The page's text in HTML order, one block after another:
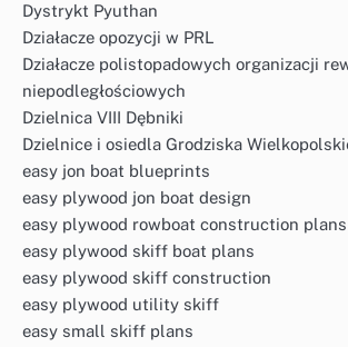
Dystrykt Pyuthan
Działacze opozycji w PRL
Działacze polistopadowych organizacji
niepodległościowych
Dzielnica VIII Dębniki
Dzielnice i osiedla Grodziska
easy jon boat blueprints
easy plywood jon boat design
easy plywood rowboat construction plans
easy plywood skiff boat plans
easy plywood skiff construction
easy plywood utility skiff
easy small skiff plans